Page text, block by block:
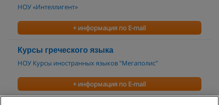
НОУ «Интеллигент»
+ информация по E-mail
Курсы греческого языка
НОУ Курсы иностранных языков "Мегаполис"
+ информация по E-mail